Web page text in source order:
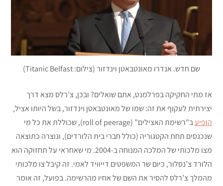
שם חדש. אנדרו מאונטבאטן וינדזור (צילום: Titanic Belfast)
אז מתי החקיקה בפרלמנט, אתם שואלים? ובכן, צ’רלס מצא דרך
יצירתית לעקוף את זה: שמו של מאונטבאטן וינדזור, בשל היותו אציל,
הופיע
ב”רשימת האצילים” (roll of peerage), שכוללת את כל מי
שנכנסים תחת הקטגוריה (כולל חברי בית הלורדים), ונוצרה כתוצאה
מצו מלכותי של המלכה המנוחה ב-2004. מי שאחראי על תחזוקה הוא
הלורד צ’נסלור, כיום שר המשפטים דייוויד לאמי. זה קיבל צו מלכותי
מהמלך צ’רלס להסיר את השם של אחיו מהרשימה. בפועל, זה אומר